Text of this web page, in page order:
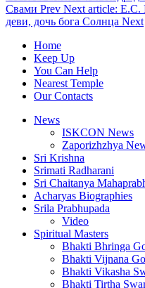
Свами Prev Next article:
деви, дочь бога Солнца Next
Home
Keep Up
You Can Help
Nearest Temple
Our Contacts
News
ISKCON News
Zaporizhzhya
Sri Krishna
Srimati Radharani
Sri Chaitanya
Acharyas Biographies
Srila Prabhupada
Video
Spiritual Masters
Bhakti Bhringa
Bhakti Vijnana
Bhakti Vikasha
Bhakti Tirtha